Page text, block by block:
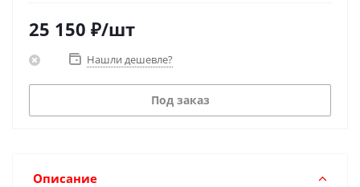
25 150 ₽/шт
Нашли дешевле?
Под заказ
Описание